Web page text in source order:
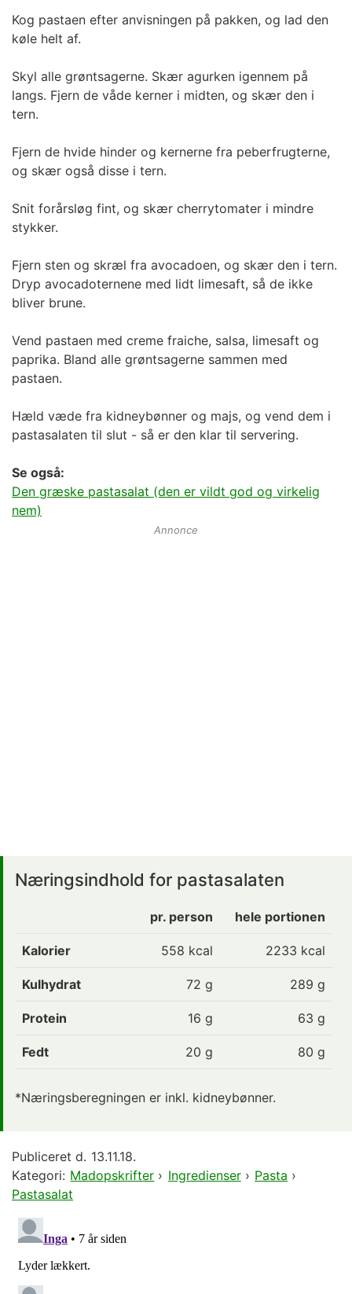
Kog pastaen efter anvisningen på pakken, og lad den
køle helt af.
Skyl alle grøntsagerne. Skær agurken igennem på
langs. Fjern de våde kerner i midten, og skær den i
tern.
Fjern de hvide hinder og kernerne fra peberfrugterne,
og skær også disse i tern.
Snit forårsløg fint, og skær cherrytomater i mindre
stykker.
Fjern sten og skræl fra avocadoen, og skær den i tern.
Dryp avocadoternene med lidt limesaft, så de ikke
bliver brune.
Vend pastaen med creme fraiche, salsa, limesaft og
paprika. Bland alle grøntsagerne sammen med
pastaen.
Hæld væde fra kidneybønner og majs, og vend dem i
pastasalaten til slut - så er den klar til servering.
Se også:
Den græske pastasalat (den er vildt god og virkelig
nem)
Annonce
Næringsindhold for pastasalaten
pr. person hele portionen
Kalorier 558 kcal 2233 kcal
Kulhydrat 72 g 289 g
Protein 16 g 63 g
Fedt 20 g 80 g
*Næringsberegningen er inkl. kidneybønner.
Publiceret d. 13.11.18.
Kategori: Madopskrifter › Ingredienser› Pasta ›
Pastasalat